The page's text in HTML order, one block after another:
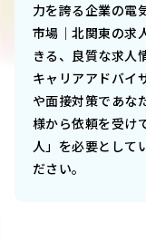
力を誇る企業の電
市場｜北関東の求
きる、良質な求人
キャリアアドバイ
や面接対策であな
様から依頼を受け
人」を必要として
ださい。